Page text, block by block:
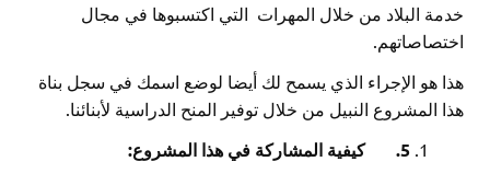
خدمة البلاد من خلال المهرات التي اكتسبوها في مجال
اختصاصاتهم.
هذا هو الإجراء الذي يسمح لك أيضا لوضع اسمك في سجل بناة
هذا المشروع النبيل من خلال توفير المنح الدراسية لأبنائنا.
5. كيفية المشاركة في هذا المشروع: